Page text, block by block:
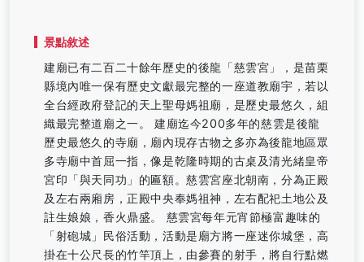
景點敘述
建廟已有二百二十餘年歷史的後龍「慈雲宮」，是苗栗
縣境內唯一保有歷史文獻最完整的一座道教廟宇，若以
全台經政府登記的天上聖母媽祖廟，是歷史最悠久，組
織最完整道廟之一。 建廟迄今200多年的慈雲是後龍
歷史最悠久的寺廟，廟內現存古物之多亦為後龍地區眾
多寺廟中首屈一指，像是乾隆時期的古桌及清光緒皇帝
宮印「與天同功」的匾額。慈雲宮座北朝南，分為正殿
及左右兩廂房，正殿中央奉媽祖神，左右配祀土地公及
註生娘娘，香火鼎盛。 慈雲宮每年元宵節極富趣味的
「射砲城」民俗活動，活動是廟方將一座迷你城堡，高
掛在十公尺長的竹竿頂上，由參賽的射手，將自行點燃